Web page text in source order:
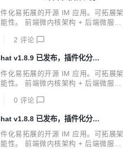
更新 开放平台应用管理强化 增加了
查看与修改 增加了返回应用列表功能
化易拓展的开源 IM 应用。可拓展架
性。 前端微内核架构 + 后端微服务
度自由的群组管理与定制化的面板展
网站: https://tailchat.msgbyte.co
更新 增加允许从群组中发起会议 在
出层增加了快速发起会话的按钮，可
2 评论
v1.8.9 已发布，插件化分布
化易拓展的开源 IM 应用。可拓展架
性。 前端微内核架构 + 后端微服务
度自由的群组管理与定制化的面板展
网站: https://tailchat.msgbyte.co
更新 增加群组拖动排序 #120 用户将
先级灵活地组织群组的顺序，优化实
0 评论
v1.8.8 已发布，插件化分布
化易拓展的开源 IM 应用。可拓展架
性。 前端微内核架构 + 后端微服务